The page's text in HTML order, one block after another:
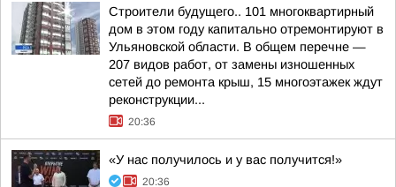
Строители будущего.. 101 многоквартирный
дом в этом году капитально отремонтируют в
Ульяновской области. В общем перечне —
207 видов работ, от замены изношенных
сетей до ремонта крыш, 15 многоэтажек ждут
реконструкции...
20:36
«У нас получилось и у вас получится!»
20:36